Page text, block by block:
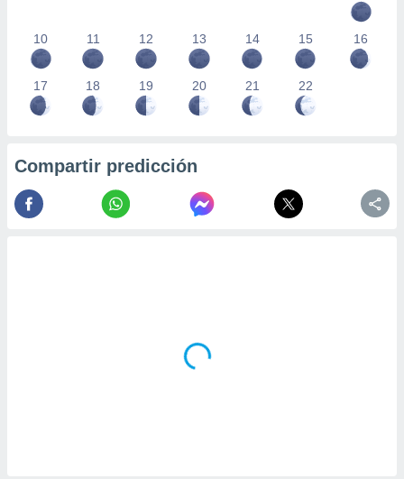
10 11 12 13 14 15 16
17 18 19 20 21 22
Compartir predicción